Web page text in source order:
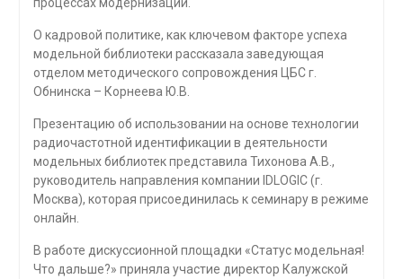
О кадровой политике, как ключевом факторе успеха
модельной библиотеки рассказала заведующая
отделом методического сопровождения ЦБС г.
Обнинска – Корнеева Ю.В.
Презентацию об использовании на основе технологии
радиочастотной идентификации в деятельности
модельных библиотек представила Тихонова А.В.,
руководитель направления компании IDLOGIC (г.
Москва), которая присоединилась к семинару в режиме
онлайн.
В работе дискуссионной площадки «Статус модельная!
Что дальше?» приняла участие директор Калужской